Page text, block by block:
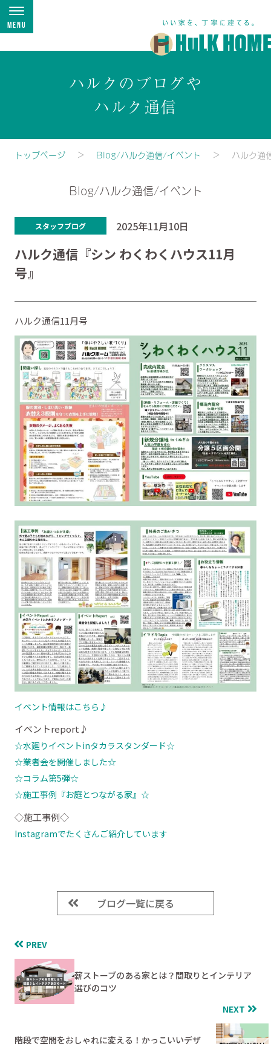
Menu
ハルクのブログや
ハルク通信
トップページ Blog/ハルク通信/イベント ハルク通
Blog/ハルク通信/イベント
スタッフブログ 2025年11月10日
ハルク通信『シン わくわくハウス11月
号』
ハルク通信11月号
イベント情報はこちら♪
イベントreport♪
☆水廻りイベントinタカラスタンダード☆
☆業者会を開催しました☆
☆コラム第5弾☆
☆施工事例『お庭とつながる家』☆
◇施工事例◇
Instagramでたくさんご紹介しています
ブログ一覧に戻る
PREV
薪ストーブのある家とは？間取りとインテリア
選びのコツ
NEXT
階段で空間をおしゃれに変える！かっこいいデザ